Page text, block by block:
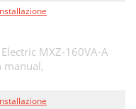
MXZ-160VA-A
manual,